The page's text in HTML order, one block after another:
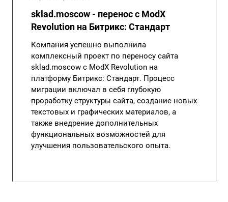
sklad.moscow - перенос с ModX
Revolution на Битрикс: Стандарт
Компания успешно выполнила
комплексный проект по переносу сайта
sklad.moscow с ModX Revolution на
платформу Битрикс: Стандарт. Процесс
миграции включал в себя глубокую
проработку структуры сайта, создание новых
текстовых и графических материалов, а
также внедрение дополнительных
функциональных возможностей для
улучшения пользовательского опыта.